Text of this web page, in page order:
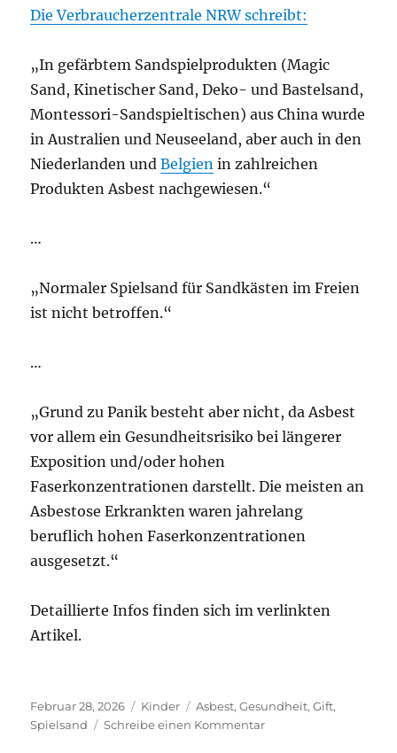
Die Verbraucherzentrale NRW schreibt:
„In gefärbtem Sandspielprodukten (Magic
Sand, Kinetischer Sand, Deko- und Bastelsand,
Montessori-Sandspieltischen) aus China wurde
in Australien und Neuseeland, aber auch in den
Niederlanden undBelgien in zahlreichen
Produkten Asbest nachgewiesen.“
…
„Normaler Spielsand für Sandkästen im Freien
ist nicht betroffen.“
…
„Grund zu Panik besteht aber nicht, da Asbest
vor allem ein Gesundheitsrisiko bei längerer
Exposition und/oder hohen
Faserkonzentrationen darstellt. Die meisten an
Asbestose Erkrankten waren jahrelang
beruflich hohen Faserkonzentrationen
ausgesetzt.“
Detaillierte Infos finden sich im verlinkten
Artikel.
Veröffentlicht
am
Februar 28, 2026 Kategorien
Kinder Schlagwörter
Asbest,Gesundheit,Gift,
Spielsand
Schreibe einen Kommentarzu